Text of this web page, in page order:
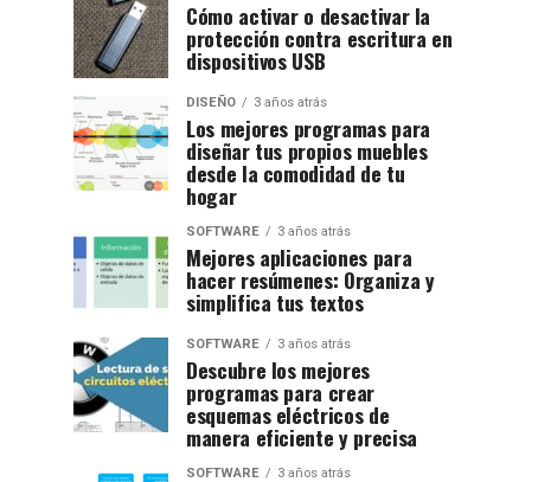
Cómo activar o desactivar la
protección contra escritura en
dispositivos USB
DISEÑO 3 años atrás
Los mejores programas para
diseñar tus propios muebles
desde la comodidad de tu
hogar
SOFTWARE 3 años atrás
Mejores aplicaciones para
hacer resúmenes: Organiza y
simplifica tus textos
SOFTWARE 3 años atrás
Descubre los mejores
programas para crear
esquemas eléctricos de
manera eficiente y precisa
SOFTWARE 3 años atrás